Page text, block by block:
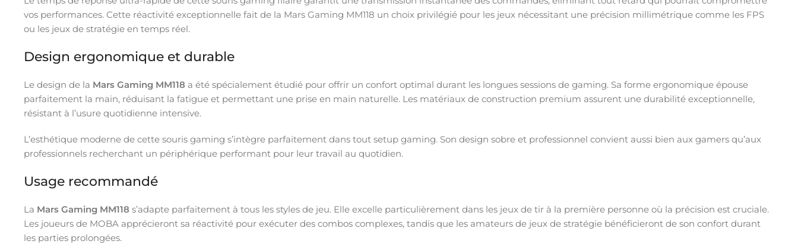
vos performances. Cette réactivité exceptionnelle fait de la Mars Gaming MM118 un choix privilégié pour les jeux nécessitant une précision millimétrique comme les FPS
ou les jeux de stratégie en temps réel.
Design ergonomique et durable
Le design de la Mars Gaming MM118 a été spécialement étudié pour offrir un confort optimal durant les longues sessions de gaming. Sa forme ergonomique épouse
parfaitement la main, réduisant la fatigue et permettant une prise en main naturelle. Les matériaux de construction premium assurent une durabilité exceptionnelle,
résistant à l’usure quotidienne intensive.
L’esthétique moderne de cette souris gaming s’intègre parfaitement dans tout setup gaming. Son design sobre et professionnel convient aussi bien aux gamers qu’aux
professionnels recherchant un périphérique performant pour leur travail au quotidien.
Usage recommandé
La Mars Gaming MM118 s’adapte parfaitement à tous les styles de jeu. Elle excelle particulièrement dans les jeux de tir à la première personne où la précision est cruciale.
Les joueurs de MOBA apprécieront sa réactivité pour exécuter des combos complexes, tandis que les amateurs de jeux de stratégie bénéficieront de son confort durant
les parties prolongées.